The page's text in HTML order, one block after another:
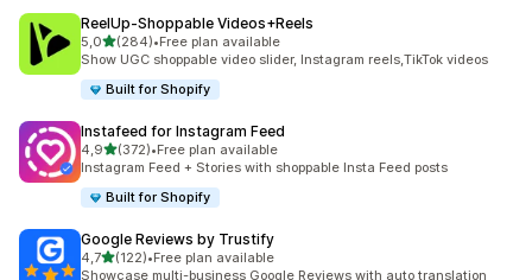
ReelUp‑Shoppable Videos+Reels
5,0z 5 hvězd
(284)
Celkový počet recenzí: 284
•Free plan available
Show UGC shoppable video slider, Instagram reels,TikTok videos
Built for Shopify
Instafeed for Instagram Feed
4,9z 5 hvězd
(372)
Celkový počet recenzí: 372
•Free plan available
Instagram Feed + Stories with shoppable Insta Feed posts
Built for Shopify
Google Reviews by Trustify
4,7z 5 hvězd
(122)
Celkový počet recenzí: 122
•Free plan available
Showcase multi-business Google Reviews with auto translation